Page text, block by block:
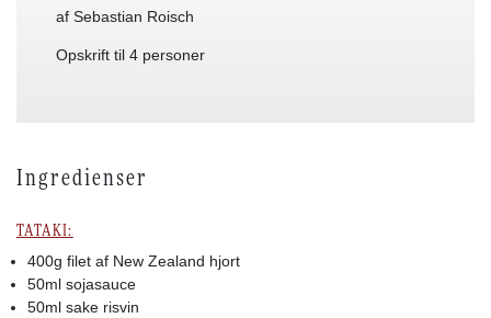
af Sebastian Roisch
Opskrift til 4 personer
Ingredienser
TATAKI:
400g filet af New Zealand hjort
50ml sojasauce
50ml sake risvin